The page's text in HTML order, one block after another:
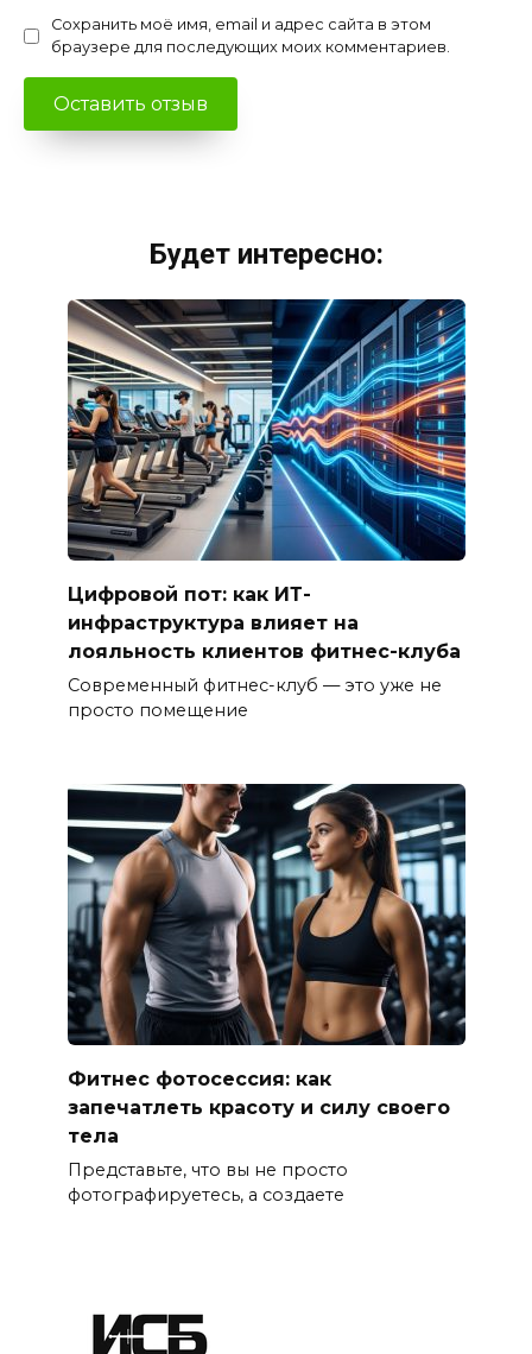
Сохранить моё имя, email и адрес сайта в этом
браузере для последующих моих комментариев.
Будет интересно:
Цифровой пот: как ИТ-
инфраструктура влияет на
лояльность клиентов фитнес-клуба
Современный фитнес-клуб — это уже не
просто помещение
Фитнес фотосессия: как
запечатлеть красоту и силу своего
тела
Представьте, что вы не просто
фотографируетесь, а создаете